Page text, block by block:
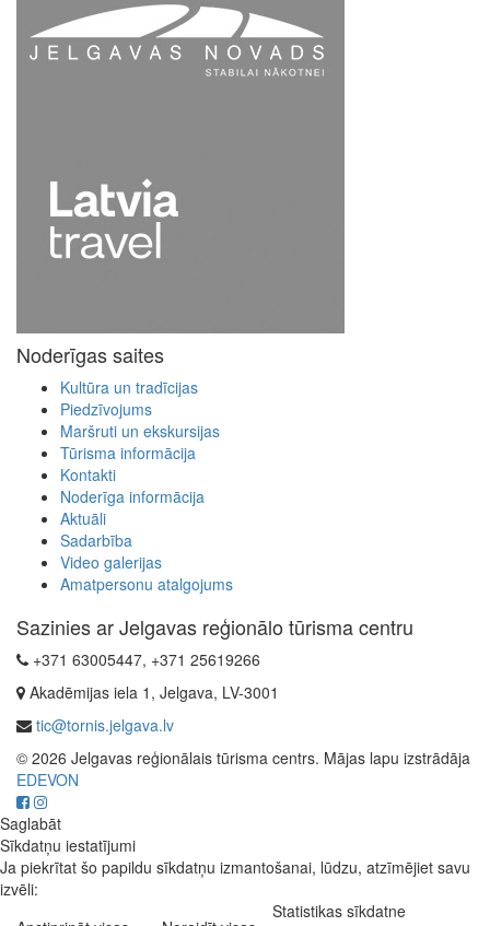
Noderīgas saites
Kultūra un tradīcijas
Piedzīvojums
Maršruti un ekskursijas
Tūrisma informācija
Kontakti
Noderīga informācija
Aktuāli
Sadarbība
Video galerijas
Amatpersonu atalgojums
Sazinies ar Jelgavas reģionālo tūrisma centru
+371 63005447, +371 25619266
Akadēmijas iela 1, Jelgava, LV-3001
tic@tornis.jelgava.lv
© 2026 Jelgavas reģionālais tūrisma centrs. Mājas lapu izstrādāja
EDEVON
Saglabāt
Sīkdatņu iestatījumi
Ja piekrītat šo papildu sīkdatņu izmantošanai, lūdzu, atzīmējiet savu
izvēli:
Statistikas sīkdatne